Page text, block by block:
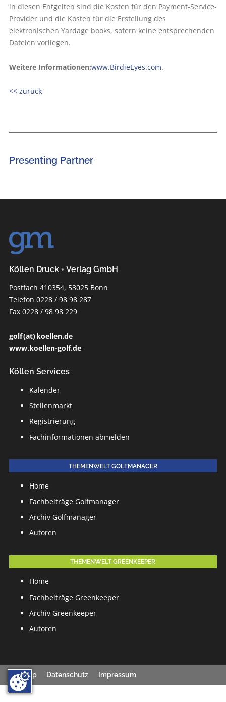
in diesen Entgelten sind die Kosten für den Payment-Service-
Provider und die Kosten für die Erstellung des
elektronischen Yardage books, sofern keine entsprechenden
Dateien vorliegen.
Weitere Informationen:www.BirdieEyes.com.
<< zurück
Presenting Partner
Köllen Druck + Verlag GmbH
Postfach 410354, 53025 Bonn
Telefon 0228 / 98 98 287
Fax 0228 / 98 98 229
golf (at) koellen.de
www.koellen-golf.de
Köllen Services
Kalender
Stellenmarkt
Registrierung
Fachinformationen abmelden
THEMENWELT GOLFMANAGER
Home
Fachbeiträge Golfmanager
Archiv Golfmanager
Autoren
THEMENWELT GREENKEEPER
Home
Fachbeiträge Greenkeeper
Archiv Greenkeeper
Autoren
Sitemap Datenschutz Impressum